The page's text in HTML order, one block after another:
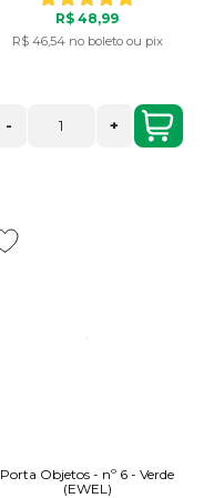
R$ 48,99
R$ 46,54 no boleto ou pix
- +
Porta Objetos - nº 6 - Verde
(EWEL)